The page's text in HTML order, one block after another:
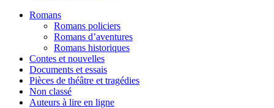
Romans
Romans policiers
Romans d’aventures
Romans historiques
Contes et nouvelles
Documents et essais
Pièces de théâtre et tragédies
Non classé
Auteurs à lire en ligne